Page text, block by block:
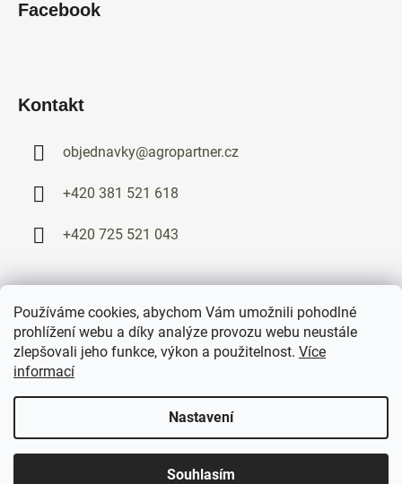
Používáme cookies, abychom Vám umožnili pohodlné
prohlížení webu a díky analýze provozu webu neustále
zlepšovali jeho funkce, výkon a použitelnost. Více
informací
Nastavení
Souhlasím
Facebook
Kontakt
objednavky@agropartner.cz
+420 381 521 618
+420 725 521 043
Vytvořil Shoptet
Copyright 2026AGRO-partner Soběslav. Všechna práva
vyhrazena.
AGRO-partner s.r.o.· Chlebov 77, 392 01 Soběslav
IČ: 42406994 · DIČ: CZ42406994 · Spisová značka C 492, Krajský
soud v Českých Budějovicích
objednavky@agropartner.cz· +420 381 521 618